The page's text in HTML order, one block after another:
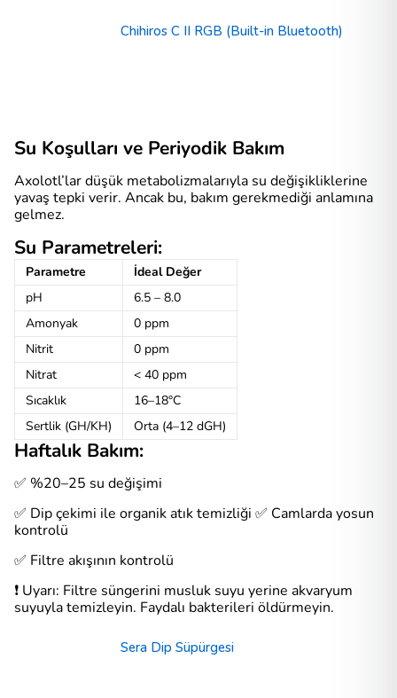
Chihiros C II RGB (Built-in Bluetooth)
Su Koşulları ve Periyodik Bakım
Axolotl’lar düşük metabolizmalarıyla su değişikliklerine
yavaş tepki verir. Ancak bu, bakım gerekmediği anlamına
gelmez.
Su Parametreleri:
Parametre
İdeal Değer
pH
6.5 – 8.0
Amonyak
0 ppm
Nitrit
0 ppm
Nitrat
< 40 ppm
Sıcaklık
16–18°C
Sertlik (GH/KH)
Orta (4–12 dGH)
Haftalık Bakım:
✅ %20–25 su değişimi
✅ Dip çekimi ile organik atık temizliği ✅ Camlarda yosun
kontrolü
✅ Filtre akışının kontrolü
❗ Uyarı: Filtre süngerini musluk suyu yerine akvaryum
suyuyla temizleyin. Faydalı bakterileri öldürmeyin.
Sera Dip Süpürgesi